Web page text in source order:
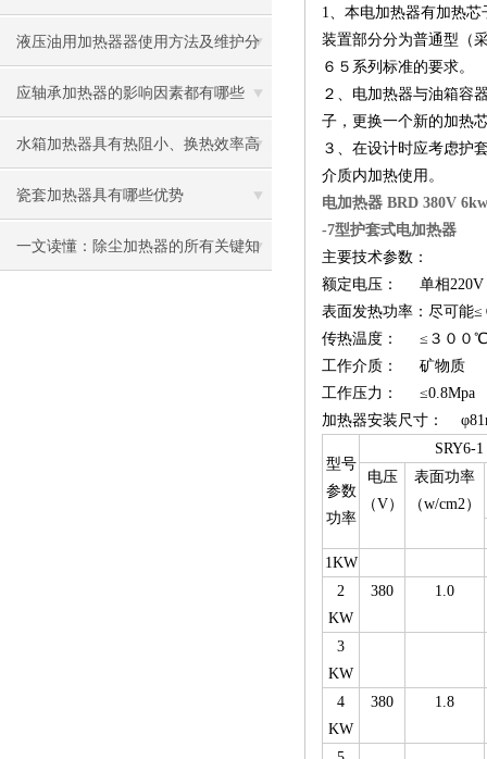
项
液压油用加热器器使用方法及维护分
享给大家
应轴承加热器的影响因素都有哪些
呢？
水箱加热器具有热阻小、换热效率高
的优点
瓷套加热器具有哪些优势
一文读懂：除尘加热器的所有关键知
1、本电加热器有加热
装置部分分为普通型（
６５系列标准的要求。
２、电加热器与油箱容
子，更换一个新的加热
３、在设计时应考虑护
介质内加热使用。
电加热器 BRD 380V 6kw
-7型护套式电加热器
主要技术参数：
额定电压： 单相
表面发热功率：尽可能≤
传热温度： ≤３００ ℃
工作介质： 矿物质
工作压力： ≤0.8Mpa
加热器安装尺寸：
型号
参数
功率
SRY6-1
电压
（V）
表面功率
（w/cm2）
1KW
2
KW
380 1.0
3
KW
4
KW
380 1.8